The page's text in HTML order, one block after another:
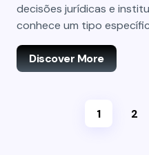
decisões jurídicas e
conhece um tipo
Discover More
1 2